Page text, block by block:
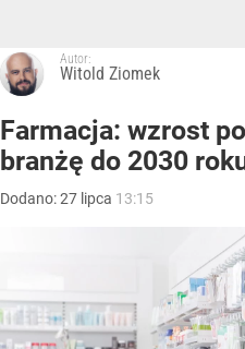
Autor:
Witold Ziomek
Farmacja: wzrost
branżę do 2030
Dodano:27 lipca 13:15